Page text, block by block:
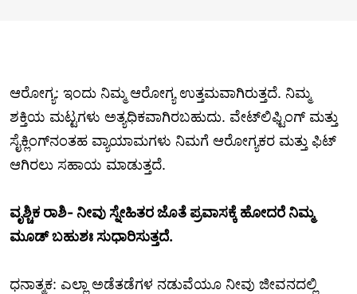
ಆರೋಗ್ಯ: ಇಂದು ನಿಮ್ಮ ಆರೋಗ್ಯ ಉತ್ತಮವಾಗಿರುತ್ತದೆ. ನಿಮ್ಮ
ಶಕ್ತಿಯ ಮಟ್ಟಗಳು ಅತ್ಯಧಿಕವಾಗಿರಬಹುದು. ವೇಟ್‌ಲಿಫ್ಟಿಂಗ್ ಮತ್ತು
ಸೈಕ್ಲಿಂಗ್‌ನಂತಹ ವ್ಯಾಯಾಮಗಳು ನಿಮಗೆ ಆರೋಗ್ಯಕರ ಮತ್ತು ಫಿಟ್
ಆಗಿರಲು ಸಹಾಯ ಮಾಡುತ್ತದೆ.
ವೃಶ್ಚಿಕ ರಾಶಿ- ನೀವು ಸ್ನೇಹಿತರ ಜೊತೆ ಪ್ರವಾಸಕ್ಕೆ ಹೋದರೆ ನಿಮ್ಮ
ಮೂಡ್ ಬಹುಶಃ ಸುಧಾರಿಸುತ್ತದೆ.
ಧನಾತ್ಮಕ: ಎಲ್ಲಾ ಅಡೆತಡೆಗಳ ನಡುವೆಯೂ ನೀವು ಜೀವನದಲ್ಲಿ